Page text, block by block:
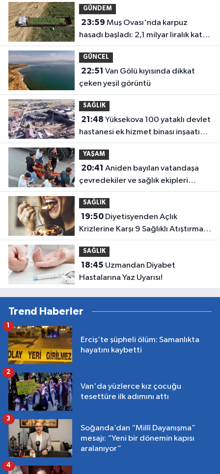
GÜNDEM
23:59
hasadı başladı: 2,1 milyar liralık katkı
bekleniyor
GÜNCEL
22:51
çeken yeşil görüntü
SAĞLIK
21:48
hastanesi ek hizmet binası inşaatı
yükseliyor
YAŞAM
20:41
çevredekiler ve sağlık ekipleri
müdahale etti
SAĞLIK
19:50Diyetisyenden Açlık
Krizlerine Karşı 9 Sağlıklı Atıştırmalık
Önerisi
SAĞLIK
18:45
Hastalarına Yaz Uyarısı!
Trend Haberler
Erciş’te şüpheli ölüm: Samanlıkta
hayatını kaybetti
1
Van'da yüzlerce kız çocuğu
tesettüre ilk adımını attı
2
Soğanda’dan “Millî Dayanışma”
mesajı: “Yeni bir dönemin kapısı
aralanıyor”
3
4